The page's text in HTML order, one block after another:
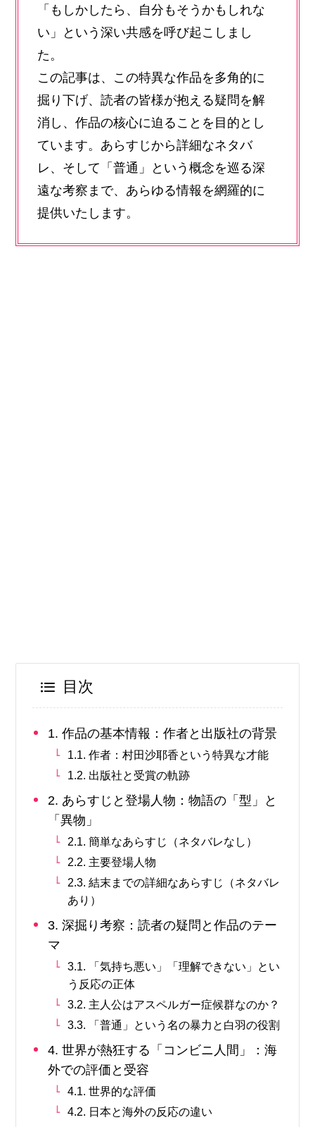
「もしかしたら、自分もそうかもしれな
い」という深い共感を呼び起こしまし
た。
この記事は、この特異な作品を多角的に
掘り下げ、読者の皆様が抱える疑問を解
消し、作品の核心に迫ることを目的とし
ています。あらすじから詳細なネタバ
レ、そして「普通」という概念を巡る深
遠な考察まで、あらゆる情報を網羅的に
提供いたします。
目次
1. 作品の基本情報：作者と出版社の背景
1.1. 作者：村田沙耶香という特異な才能
1.2. 出版社と受賞の軌跡
2. あらすじと登場人物：物語の「型」と
「異物」
2.1. 簡単なあらすじ（ネタバレなし）
2.2. 主要登場人物
2.3. 結末までの詳細なあらすじ（ネタバレ
あり）
3. 深掘り考察：読者の疑問と作品のテー
マ
3.1. 「気持ち悪い」「理解できない」とい
う反応の正体
3.2. 主人公はアスペルガー症候群なのか？
3.3. 「普通」という名の暴力と白羽の役割
4. 世界が熱狂する「コンビニ人間」：海
外での評価と受容
4.1. 世界的な評価
4.2. 日本と海外の反応の違い